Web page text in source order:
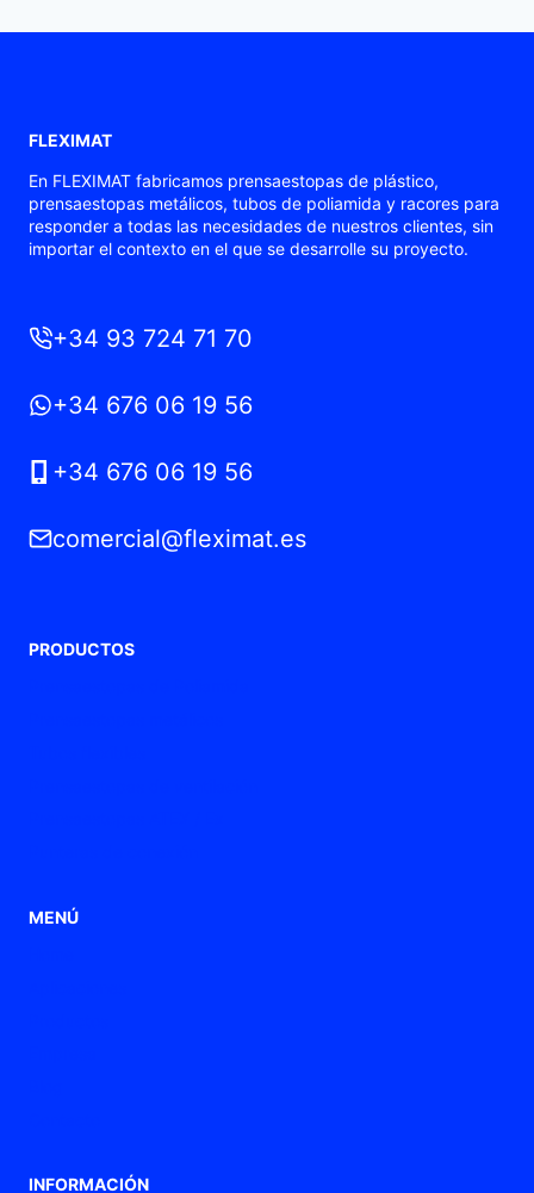
FLEXIMAT
En FLEXIMAT fabricamos prensaestopas de plástico,
prensaestopas metálicos, tubos de poliamida y racores para
responder a todas las necesidades de nuestros clientes, sin
importar el contexto en el que se desarrolle su proyecto.
+34 93 724 71 70
+34 676 06 19 56
+34 676 06 19 56
comercial@fleximat.es
PRODUCTOS
MENÚ
INFORMACIÓN